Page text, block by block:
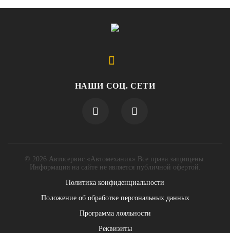
НАШИ СОЦ. СЕТИ
© 2026 Автосервис «Автомеханик» Все права защищены.
Информация на сайте не является публичной офертой.
Политика конфиденциальности
Положение об обработке персональных данных
Программа лояльности
Реквизиты